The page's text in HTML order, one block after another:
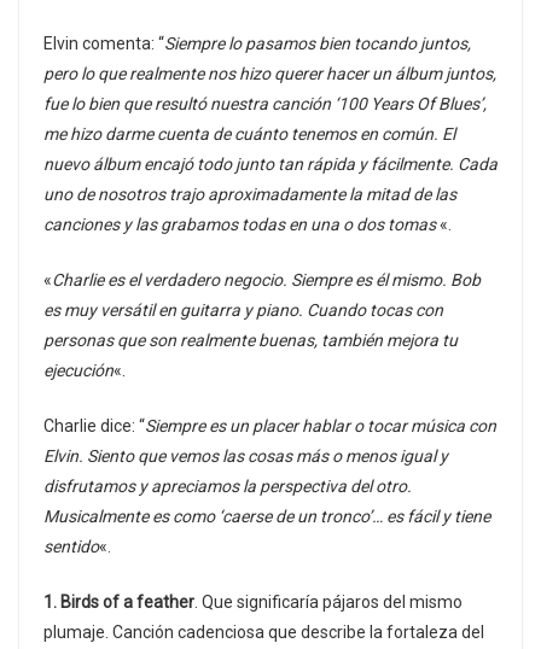
Elvin comenta: “Siempre lo pasamos bien tocando juntos,
pero lo que realmente nos hizo querer hacer un álbum juntos,
fue lo bien que resultó nuestra canción ‘100 Years Of Blues’,
me hizo darme cuenta de cuánto tenemos en común. El
nuevo álbum encajó todo junto tan rápida y fácilmente. Cada
uno de nosotros trajo aproximadamente la mitad de las
canciones y las grabamos todas en una o dos tomas«.
«Charlie es el verdadero negocio. Siempre es él mismo. Bob
es muy versátil en guitarra y piano. Cuando tocas con
personas que son realmente buenas, también mejora tu
ejecución«.
Charlie dice: “Siempre es un placer hablar o tocar música con
Elvin. Siento que vemos las cosas más o menos igual y
disfrutamos y apreciamos la perspectiva del otro.
Musicalmente es como ‘caerse de un tronco’… es fácil y tiene
sentido«.
1. Birds of a feather . Que significaría pájaros del mismo
plumaje. Canción cadenciosa que describe la fortaleza del